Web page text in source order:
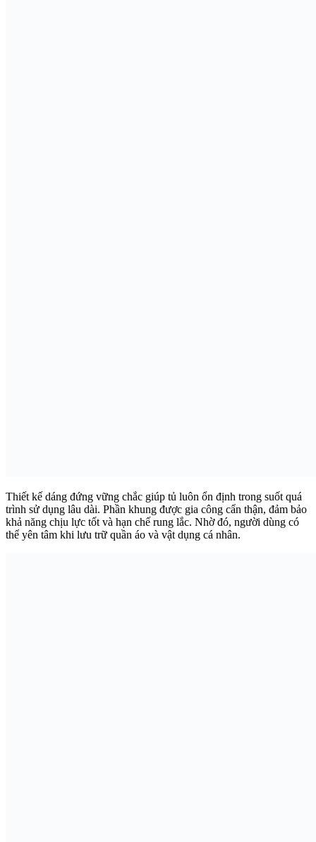
Thiết kế dáng đứng vững chắc giúp tủ luôn ổn định trong suốt quá
trình sử dụng lâu dài. Phần khung được gia công cẩn thận, đảm bảo
khả năng chịu lực tốt và hạn chế rung lắc. Nhờ đó, người dùng có
thể yên tâm khi lưu trữ quần áo và vật dụng cá nhân.